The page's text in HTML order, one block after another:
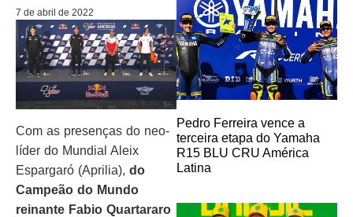
7 de abril de 2022
Com as presenças do neo-
líder do Mundial Aleix
Espargaró (Aprilia), do
Campeão do Mundo
reinante Fabio Quartararo
Pedro Ferreira vence a
terceira etapa do Yamaha
R15 BLU CRU América
Latina